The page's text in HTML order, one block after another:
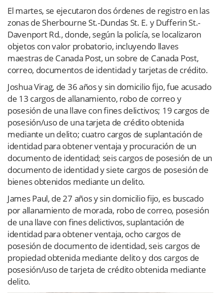
El martes, se ejecutaron dos órdenes de registro en las
zonas de Sherbourne St.-Dundas St. E. y Dufferin St.-
Davenport Rd., donde, según la policía, se localizaron
objetos con valor probatorio, incluyendo llaves
maestras de Canada Post, un sobre de Canada Post,
correo, documentos de identidad y tarjetas de crédito.
Joshua Virag, de 36 años y sin domicilio fijo, fue acusado
de 13 cargos de allanamiento, robo de correo y
posesión de una llave con fines delictivos; 19 cargos de
posesión/uso de una tarjeta de crédito obtenida
mediante un delito; cuatro cargos de suplantación de
identidad para obtener ventaja y procuración de un
documento de identidad; seis cargos de posesión de un
documento de identidad y siete cargos de posesión de
bienes obtenidos mediante un delito.
James Paul, de 27 años y sin domicilio fijo, es buscado
por allanamiento de morada, robo de correo, posesión
de una llave con fines delictivos, suplantación de
identidad para obtener ventaja, ocho cargos de
posesión de documento de identidad, seis cargos de
propiedad obtenida mediante delito y dos cargos de
posesión/uso de tarjeta de crédito obtenida mediante
delito.